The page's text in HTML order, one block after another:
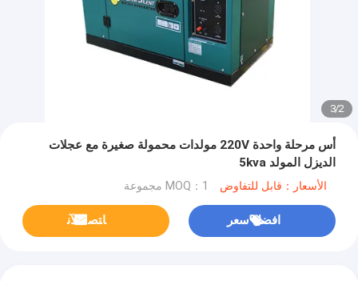
2
/
3
أس مرحلة واحدة 220V مولدات محمولة صغيرة مع عجلات
الديزل المولد 5kva
الأسعار：قابل للتفاوض MOQ：1 مجموعة
افضل سعر ﺎﺘﺼﻟ ﺍﻶﻧ